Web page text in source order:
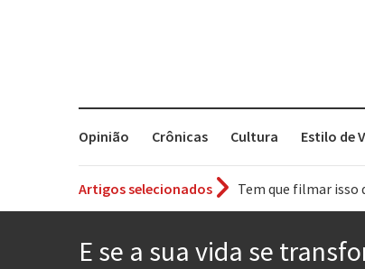
Opinião Crônicas Cultura Estilo de
Artigos selecionados
Tem que filmar isso
Aprender a
E se a sua vida se